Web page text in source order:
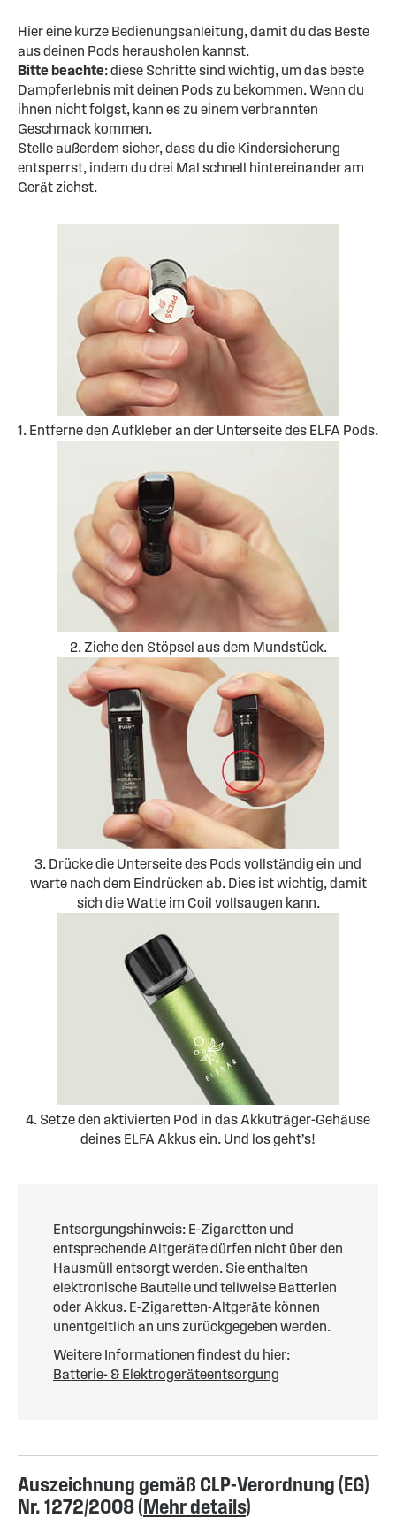
Hier eine kurze Bedienungsanleitung, damit du das Beste
aus deinen Pods herausholen kannst.
Bitte beachte: diese Schritte sind wichtig, um das beste
Dampferlebnis mit deinen Pods zu bekommen. Wenn du
ihnen nicht folgst, kann es zu einem verbrannten
Geschmack kommen.
Stelle außerdem sicher, dass du die Kindersicherung
entsperrst, indem du drei Mal schnell hintereinander am
Gerät ziehst.
1. Entferne den Aufkleber an der Unterseite des ELFA Pods.
2. Ziehe den Stöpsel aus dem Mundstück.
3. Drücke die Unterseite des Pods vollständig ein und
warte nach dem Eindrücken ab. Dies ist wichtig, damit
sich die Watte im Coil vollsaugen kann.
4. Setze den aktivierten Pod in das Akkuträger-Gehäuse
deines ELFA Akkus ein. Und los geht’s!
Entsorgungshinweis: E-Zigaretten und
entsprechende Altgeräte dürfen nicht über den
Hausmüll entsorgt werden. Sie enthalten
elektronische Bauteile und teilweise Batterien
oder Akkus. E-Zigaretten-Altgeräte können
unentgeltlich an uns zurückgegeben werden.
Weitere Informationen findest du hier:
Batterie- & Elektrogeräteentsorgung
Auszeichnung gemäß CLP-Verordnung (EG)
Nr. 1272/2008 (Mehr details)